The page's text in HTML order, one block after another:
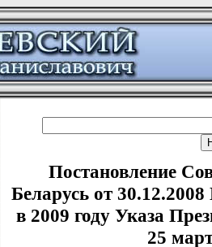
Постановление
Беларусь от
в 2009 году Указа
25